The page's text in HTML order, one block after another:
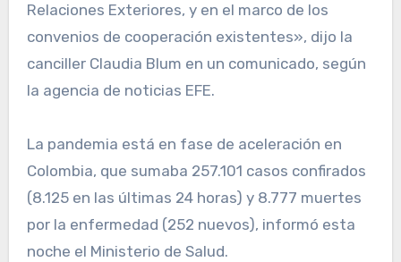
Relaciones Exteriores, y en el marco de los
convenios de cooperación existentes», dijo la
canciller Claudia Blum en un comunicado, según
la agencia de noticias EFE.
La pandemia está en fase de aceleración en
Colombia, que sumaba 257.101 casos confirados
(8.125 en las últimas 24 horas) y 8.777 muertes
por la enfermedad (252 nuevos), informó esta
noche el Ministerio de Salud.